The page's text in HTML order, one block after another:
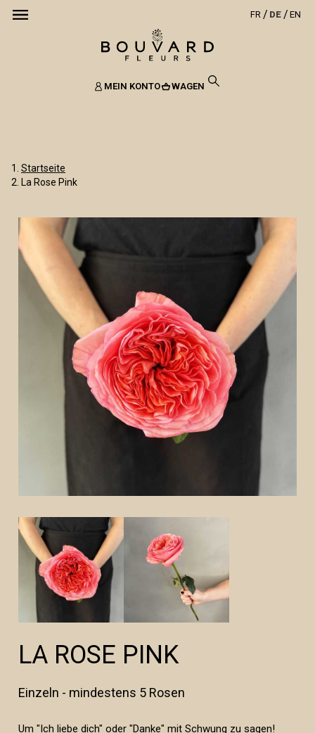
FR DE EN
MEIN KONTO WAGEN
Startseite
La Rose Pink
LA ROSE PINK
Einzeln - mindestens 5 Rosen
Um "Ich liebe dich" oder "Danke" mit Schwung zu sagen!